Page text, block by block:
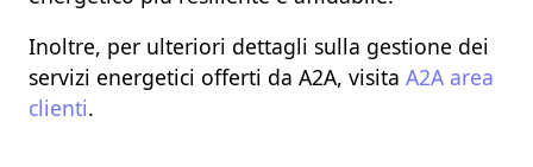
Inoltre, per ulteriori dettagli sulla gestione dei
servizi energetici offerti da A2A, visita A2A area
clienti.